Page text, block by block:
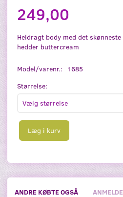
249,00
Heldragt body med det
hedder buttercream
Model/varenr.:
1685
Størrelse:
Læg i kurv
ANDRE KØBTE OGSÅ